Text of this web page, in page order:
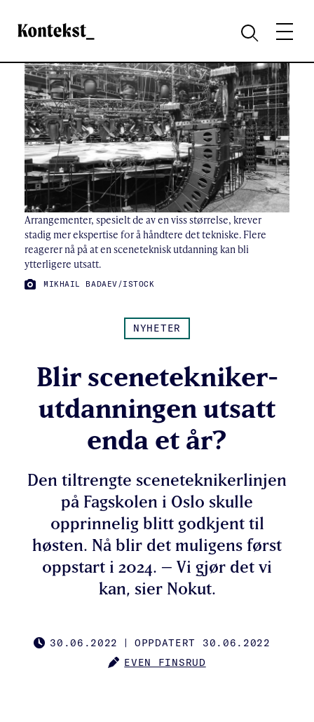
Kontekst
SØKMENY
Arrangementer, spesielt de av en viss størrelse, krever
stadig mer ekspertise for å håndtere det tekniske. Flere
reagerer nå på at en sceneteknisk utdanning kan bli
ytterligere utsatt.
FOTO:
MIKHAIL BADAEV/ISTOCK
NYHETER
Blir scenetekniker-
utdanningen utsatt
enda et år?
Den tiltrengte sceneteknikerlinjen
på Fagskolen i Oslo skulle
opprinnelig blitt godkjent til
høsten. Nå blir det muligens først
oppstart i 2024. – Vi gjør det vi
kan, sier Nokut.
PUBLISHED
30.06.2022 | OPPDATERT 30.06.2022
AUTHOR
EVEN FINSRUD